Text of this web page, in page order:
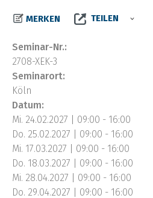
MERKEN TEILEN
Seminar-Nr.:
2708-XEK-3
Seminarort:
Köln
Datum:
Mi. 24.02.2027 | 09:00 - 16:00
Do. 25.02.2027 | 09:00 - 16:00
Mi. 17.03.2027 | 09:00 - 16:00
Do. 18.03.2027 | 09:00 - 16:00
Mi. 28.04.2027 | 09:00 - 16:00
Do. 29.04.2027 | 09:00 - 16:00